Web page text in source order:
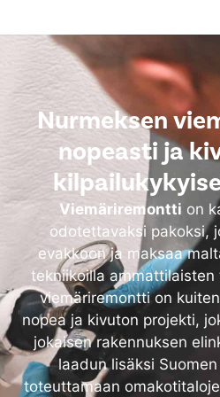
Nurmeksen
nopeasti ja
Viemäriremontti on
odotettavaksi pakoksi,
evakkoon ja maksaa
tekniikoilla
viemäriremontti on
nopea ja kivuton projekti,
jokaisen rakennuksen
laadun lisäksi
toteuttamaan